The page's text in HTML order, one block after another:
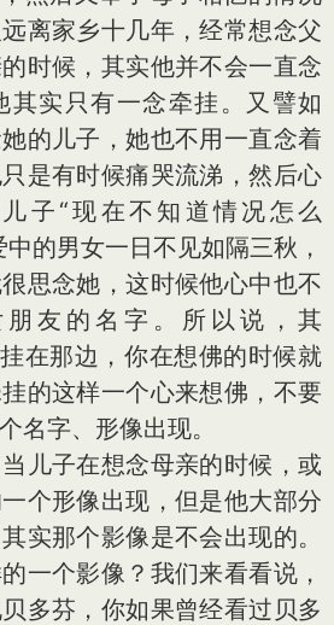
离家乡十几年，经常想念父
时候，其实他并不会一直念
其实只有一念牵挂。又譬如
的儿子，她也不用一直念着
是有时候痛哭流涕，然后心
子“现在不知道情况怎么
的男女一日不见如隔三秋，
思念她，这时候他心中也不
友的名字。所以说，其
在那边，你在想佛的时候就
的这样一个心来想佛，不要
名字、形像出现。
子在想念母亲的时候，或
个形像出现，但是他大部分
实那个影像是不会出现的。
一个影像？我们来看看说，
多芬，你如果曾经看过贝多